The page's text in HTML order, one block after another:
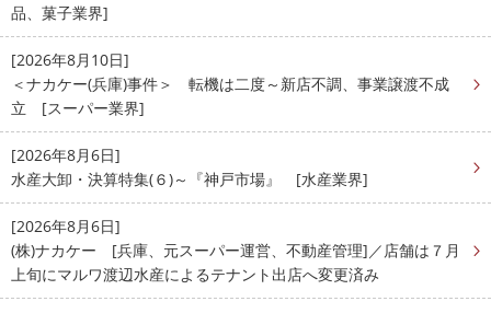
品、菓子業界]
[2026年8月10日]
＜ナカケー(兵庫)事件＞ 転機は二度～新店不調、事業譲渡不成
立 [スーパー業界]
[2026年8月6日]
水産大卸・決算特集(６)～『神戸市場』 [水産業界]
[2026年8月6日]
(株)ナカケー [兵庫、元スーパー運営、不動産管理]／店舗は７月
上旬にマルワ渡辺水産によるテナント出店へ変更済み